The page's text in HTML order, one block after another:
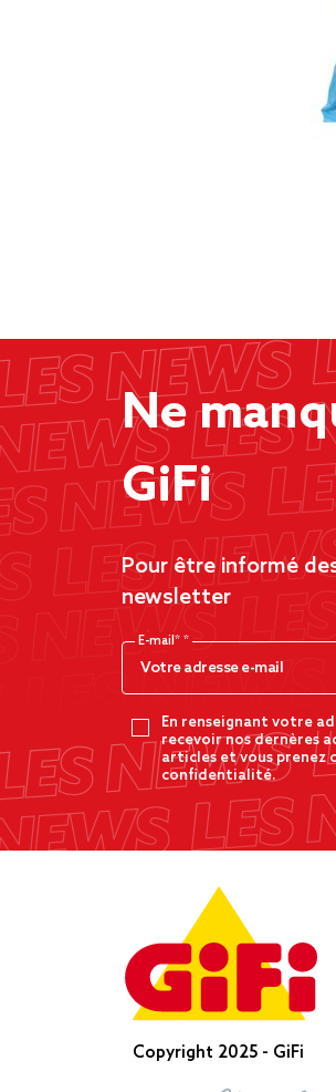
Ne
GiFi
Pour être informé
newsletter
E-mail*
En renseignant votre
recevoir nos dernères
articles et vous prenez
confidentialité.
Copyright 2025 - GiFi